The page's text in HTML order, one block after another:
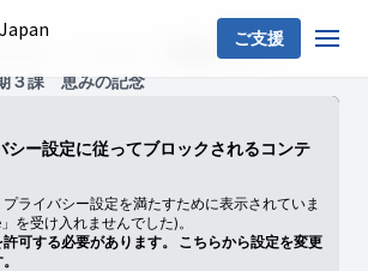
ご支援
聖書研究ガイド
３課 恵みの記念
シー設定に従ってブロックされるコンテ
ライバシー設定を満たすために表示されていま
を受け入れませんでした)。
可する必要があります。 こちらから設定を変更